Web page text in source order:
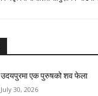
उदयपुरमा एक पुरुषको शव फेला
July 30, 2026